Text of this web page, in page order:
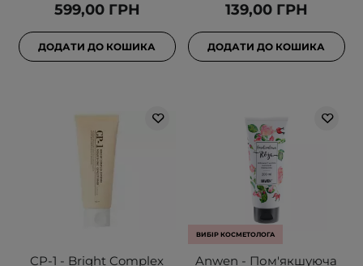
599,00 ГРН
ДОДАТИ ДО КОШИКА
139,00 ГРН
ДОДАТИ ДО КОШИКА
CP-1 - Bright Complex
ВИБІР КОСМЕТОЛОГА
Anwen - Пом'якшуюча